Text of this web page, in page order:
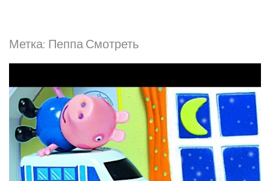
Метка: Пеппа Смотреть